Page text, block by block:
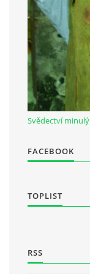
Občanská
Svědectví
FACEBOOK
TOPLIST
RSS